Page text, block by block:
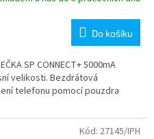
Do košíku
SP CONNECT+ 5000mA
velikosti. Bezdrátová
telefonu pomocí pouzdra
Kód: 27145/IPH